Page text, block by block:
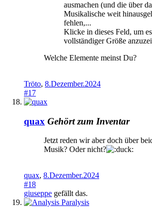
ausmachen (und die über
Musikalische weit
fehlen,...
Klicke in dieses Feld, um
vollständiger Größe
Welche Elemente meinst Du?
Tröto, 8.Dezember.2024
#17
quax Gehört zum Inventar
Jetzt reden wir aber doch über
Musik? Oder nicht?
quax, 8.Dezember.2024
#18
giuseppe gefällt das.